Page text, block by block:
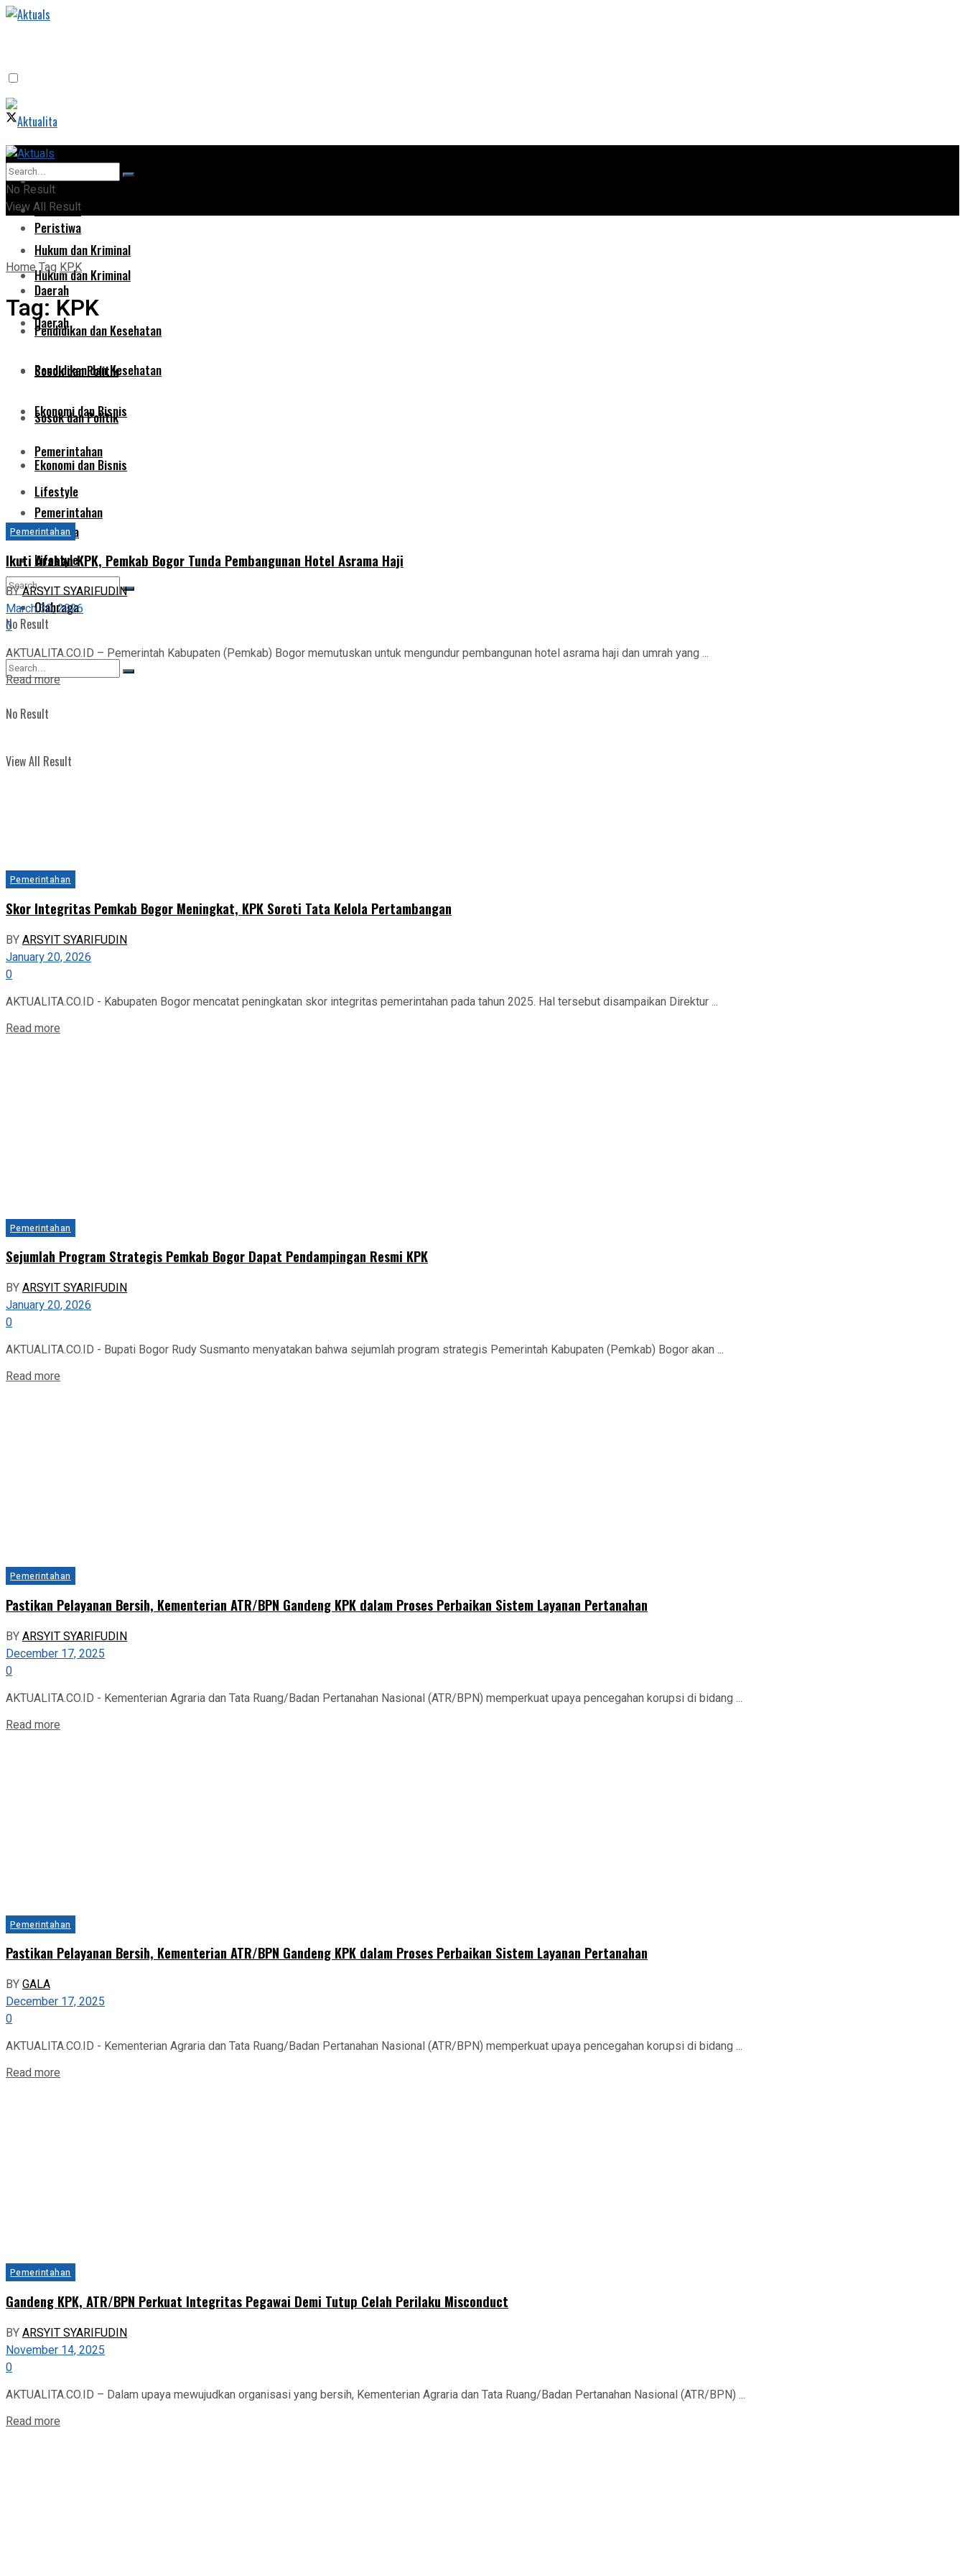
Home
Peristiwa
Hukum dan Kriminal
Daerah
Pendidikan dan Kesehatan
Sosok dan Politik
Ekonomi dan Bisnis
Pemerintahan
Lifestyle
Olahraga
No Result
View All Result
Home
Peristiwa
Hukum dan Kriminal
Daerah
Pendidikan dan Kesehatan
Sosok dan Politik
Ekonomi dan Bisnis
Pemerintahan
Lifestyle
Olahraga
No Result
View All Result
No Result
View All Result
HomeTagKPK
Tag:KPK
Pemerintahan
Ikuti Arahan KPK, Pemkab Bogor Tunda Pembangunan Hotel Asrama Haji
BYARSYIT SYARIFUDIN
March 30, 2026
0
AKTUALITA.CO.ID – Pemerintah Kabupaten (Pemkab) Bogor memutuskan untuk mengundur pembangunan hotel asrama haji dan umrah yang ...
Read more
Pemerintahan
Skor Integritas Pemkab Bogor Meningkat, KPK Soroti Tata Kelola Pertambangan
BYARSYIT SYARIFUDIN
January 20, 2026
0
AKTUALITA.CO.ID - Kabupaten Bogor mencatat peningkatan skor integritas pemerintahan pada tahun 2025. Hal tersebut disampaikan Direktur ...
Read more
Pemerintahan
Sejumlah Program Strategis Pemkab Bogor Dapat Pendampingan Resmi KPK
BYARSYIT SYARIFUDIN
January 20, 2026
0
AKTUALITA.CO.ID - Bupati Bogor Rudy Susmanto menyatakan bahwa sejumlah program strategis Pemerintah Kabupaten (Pemkab) Bogor akan ...
Read more
Pemerintahan
Pastikan Pelayanan Bersih, Kementerian ATR/BPN Gandeng KPK dalam Proses Perbaikan Sistem Layanan Pertanahan
BYARSYIT SYARIFUDIN
December 17, 2025
0
AKTUALITA.CO.ID - Kementerian Agraria dan Tata Ruang/Badan Pertanahan Nasional (ATR/BPN) memperkuat upaya pencegahan korupsi di bidang ...
Read more
Pemerintahan
Pastikan Pelayanan Bersih, Kementerian ATR/BPN Gandeng KPK dalam Proses Perbaikan Sistem Layanan Pertanahan
BYGALA
December 17, 2025
0
AKTUALITA.CO.ID - Kementerian Agraria dan Tata Ruang/Badan Pertanahan Nasional (ATR/BPN) memperkuat upaya pencegahan korupsi di bidang ...
Read more
Pemerintahan
Gandeng KPK, ATR/BPN Perkuat Integritas Pegawai Demi Tutup Celah Perilaku Misconduct
BYARSYIT SYARIFUDIN
November 14, 2025
0
AKTUALITA.CO.ID – Dalam upaya mewujudkan organisasi yang bersih, Kementerian Agraria dan Tata Ruang/Badan Pertanahan Nasional (ATR/BPN) ...
Read more